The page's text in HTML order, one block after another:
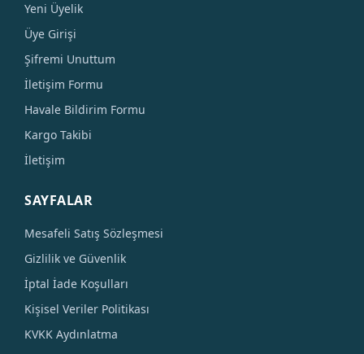
Yeni Üyelik
Üye Girişi
Şifremi Unuttum
İletişim Formu
Havale Bildirim Formu
Kargo Takibi
İletişim
SAYFALAR
Mesafeli Satış Sözleşmesi
Gizlilik ve Güvenlik
İptal İade Koşulları
Kişisel Veriler Politikası
KVKK Aydınlatma